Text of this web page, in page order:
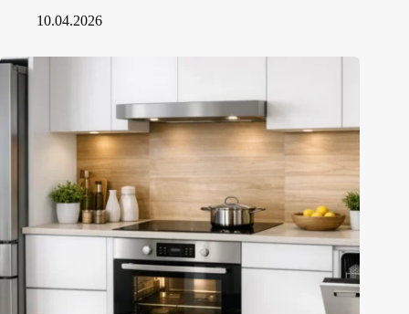
10.04.2026